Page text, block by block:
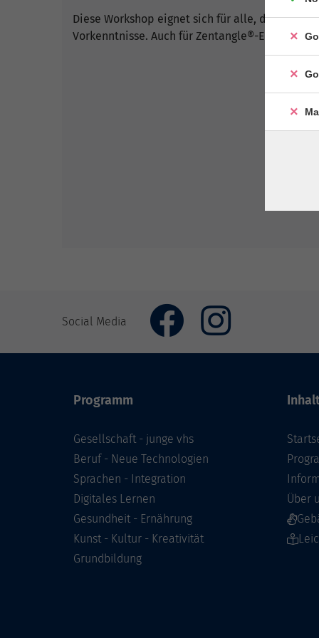
Diese Workshop eignet sich für alle, die Lust
Vorkenntnisse. Auch für Zentangle®-Erfahrene,
Social Media
Programm
Gesellschaft - junge vhs
Beruf - Neue Technologien
Sprachen - Integration
Digitales Lernen
Gesundheit - Ernährung
Kunst - Kultur - Kreativität
Grundbildung
Über